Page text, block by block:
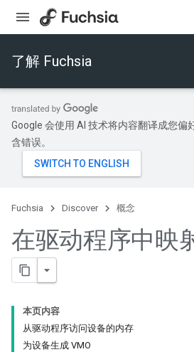
了解 Fuchsia
Google 会使用 AI 技术将内容翻译成您偏
含错误。
Fuchsia Discover 概念
在驱动程序中映
本页内容
从驱动程序访问设备的内存
为设备生成 VMO